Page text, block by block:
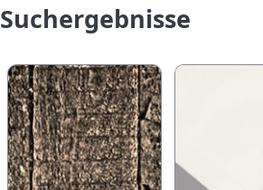
Suchergebnisse